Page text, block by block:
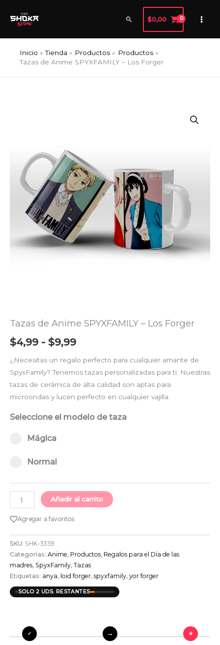
Buscar
$0,00
Inicio Tienda Productos
Productos
Tazas de Anime SPYXFAMILY – Los Forger
Tazas de Anime SPYXFAMILY – Los Forger
$4,99 - $9,99
desde
$4,99
hasta
$9,99
¿Necesitas un regalo perfecto para cualquier amante de
SpyxFamily? Tenemos tazas personalizadas para ti. Nuestras
tazas de cerámica de alta calidad son aptas para
microondas y lucen perfecto en cualquier vajilla.
Seleccione el modelo de taza
Select pa_taza
Mágica
Mágica option for pa_taza
Normal
Normal option for pa_taza
Forger
cantidad
Añadir al carrito
Agregar a favoritos
SKU: SHK-3359
Categorías: Anime, Productos, Regalos para el Día de las
madres, SpyxFamily, Tazas
Etiquetas: anya, loid forger, spyxfamily, yor forger
SOLO 2 UDS. RESTANTES